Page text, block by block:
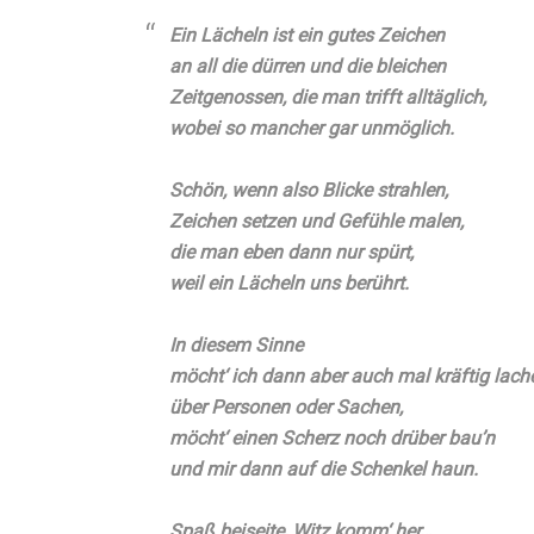
Ein Lächeln ist ein gutes Zeichen
an all die dürren und die bleichen
Zeitgenossen, die man trifft alltäglich,
wobei so mancher gar unmöglich.
Schön, wenn also Blicke strahlen,
Zeichen setzen und Gefühle malen,
die man eben dann nur spürt,
weil ein Lächeln uns berührt.
In diesem Sinne
möcht‘ ich dann aber auch mal kräftig
über Personen oder Sachen,
möcht‘ einen Scherz noch drüber bau’n
und mir dann auf die Schenkel haun.